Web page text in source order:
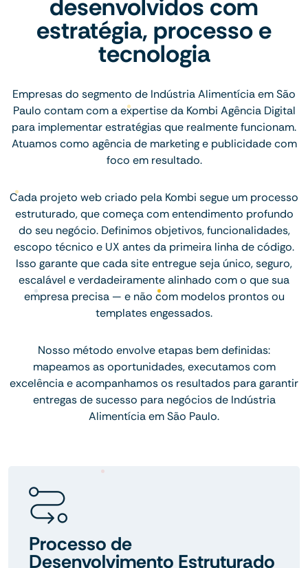
desenvolvidos com
estratégia, processo e
tecnologia
Empresas do segmento de Indústria Alimentícia em São
Paulo contam com a expertise da Kombi Agência Digital
para implementar estratégias que realmente funcionam.
Atuamos como agência de marketing e publicidade com
foco em resultado.
Cada projeto web criado pela Kombi segue um processo
estruturado, que começa com entendimento profundo
do seu negócio. Definimos objetivos, funcionalidades,
escopo técnico e UX antes da primeira linha de código.
Isso garante que cada site entregue seja único, seguro,
escalável e verdadeiramente alinhado com o que sua
empresa precisa — e não com modelos prontos ou
templates engessados.
Nosso método envolve etapas bem definidas:
mapeamos as oportunidades, executamos com
excelência e acompanhamos os resultados para garantir
entregas de sucesso para negócios de Indústria
Alimentícia em São Paulo.
Processo de
Desenvolvimento Estruturado